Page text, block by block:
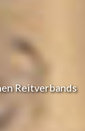
Reitverbands